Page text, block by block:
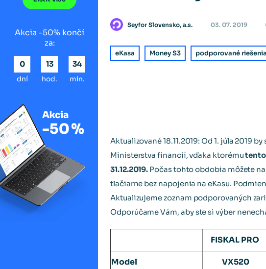
Akcia -50% končí
za:
0
dní
13
hod.
34
min.
Seyfor Slovensko, a.s. 03. 07. 2019
eKasa Money S3 podporované riešenia
Aktualizované 18.11.2019: Od 1. júla 2019
Ministerstva financií, vďaka ktorémutento
31.12.2019. Počas tohto obdobia môžete
tlačiarne bez napojenia na eKasu.
Aktualizujeme zoznam podporovaných
Odporúčame Vám, aby ste si výber
FISKAL PRO
Model VX520